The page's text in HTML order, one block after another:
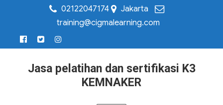
02122047174
Jakarta
training@cigmalearning.com
Jasa pelatihan dan sertifikasi K3
KEMNAKER